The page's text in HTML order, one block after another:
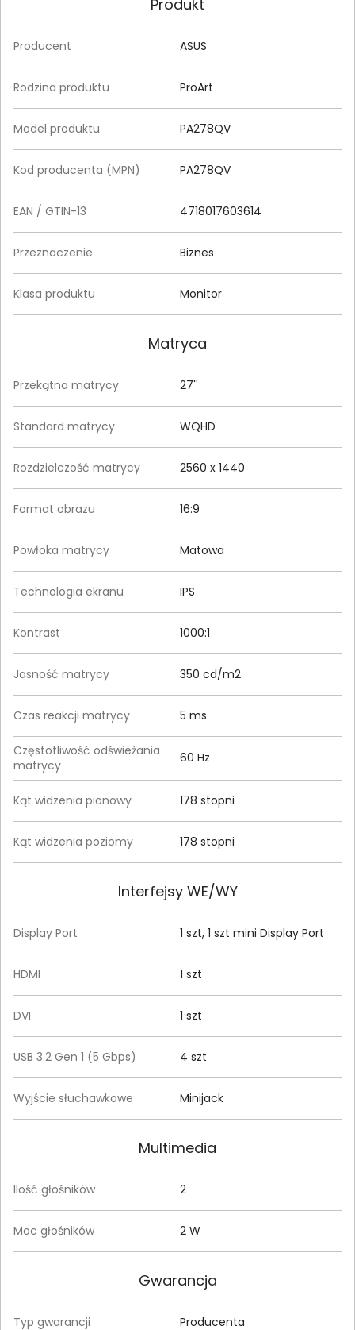
Produkt
Producent ASUS
Rodzina produktu ProArt
Model produktu PA278QV
Kod producenta (MPN) PA278QV
EAN / GTIN-13 4718017603614
Przeznaczenie Biznes
Klasa produktu Monitor
Matryca
Przekątna matrycy 27''
Standard matrycy WQHD
Rozdzielczość matrycy 2560 x 1440
Format obrazu 16:9
Powłoka matrycy Matowa
Technologia ekranu IPS
Kontrast 1000:1
Jasność matrycy 350 cd/m2
Czas reakcji matrycy 5 ms
Częstotliwość odświeżania
matrycy
60 Hz
Kąt widzenia pionowy 178 stopni
Kąt widzenia poziomy 178 stopni
Interfejsy WE/WY
Display Port 1 szt, 1 szt mini Display Port
HDMI 1 szt
DVI 1 szt
USB 3.2 Gen 1 (5 Gbps) 4 szt
Wyjście słuchawkowe Minijack
Multimedia
Ilość głośników 2
Moc głośników 2 W
Gwarancja
Typ gwarancji Producenta